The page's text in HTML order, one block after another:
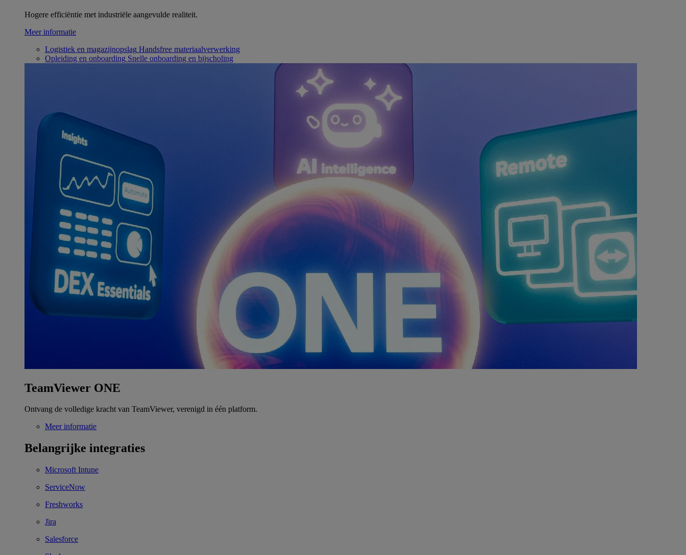
Hogere efficiëntie met industriële aangevulde realiteit.
Meer informatie
Logistiek en magazijnopslag Handsfree materiaalverwerking
Opleiding en onboarding Snelle onboarding en bijscholing
TeamViewer ONE
Ontvang de volledige kracht van TeamViewer, verenigd in één platform.
Meer informatie
Belangrijke integraties
Microsoft Intune
ServiceNow
Freshworks
Jira
Salesforce